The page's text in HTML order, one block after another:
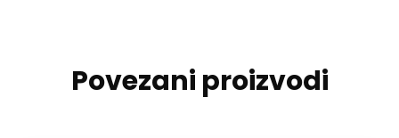
Povezani proizvodi